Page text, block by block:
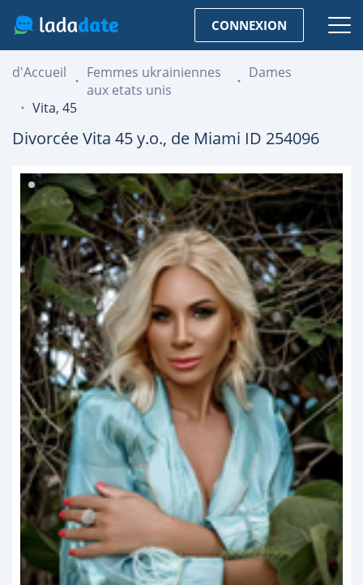
CONNEXION
d'Accueil
Femmes ukrainiennes
aux etats unis
Dames
Vita, 45
DivorcéeVita 45y.o., de Miami ID 254096